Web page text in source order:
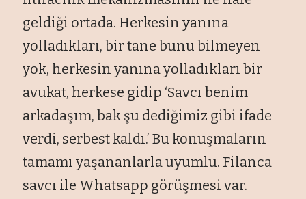
geldiği ortada. Herkesin yanına
yolladıkları, bir tane bunu bilmeyen
yok, herkesin yanına yolladıkları bir
avukat, herkese gidip ‘Savcı benim
arkadaşım, bak şu dediğimiz gibi ifade
verdi, serbest kaldı.’ Bu konuşmaların
tamamı yaşananlarla uyumlu. Filanca
savcı ile Whatsapp görüşmesi var.